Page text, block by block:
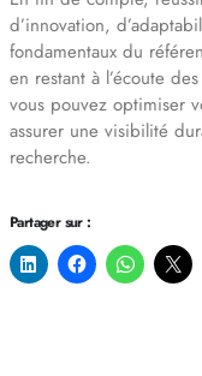
d’innovation,
fondamentaux du
en restant à l’écoute
vous pouvez optimiser
assurer une visibilité
recherche.
Partager sur :